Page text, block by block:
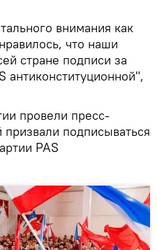
внимания как
что наши
стране подписи за
антиконституционной",
провели пресс-
подписываться
PAS